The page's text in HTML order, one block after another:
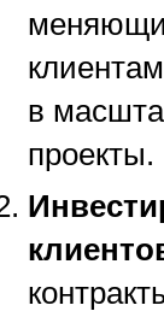
в
проекты.